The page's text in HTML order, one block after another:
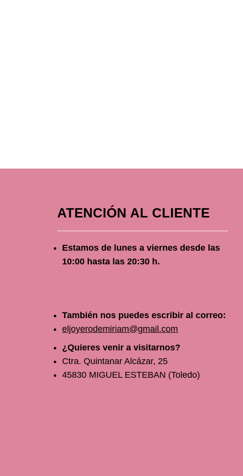
ATENCIÓN AL CLIENTE
Estamos de lunes a viernes desde las
10:00 hasta las 20:30 h.
También nos puedes escribir al correo:
eljoyerodemiriam@gmail.com
¿Quieres venir a visitarnos?
Ctra. Quintanar Alcázar, 25
45830 MIGUEL ESTEBAN (Toledo)